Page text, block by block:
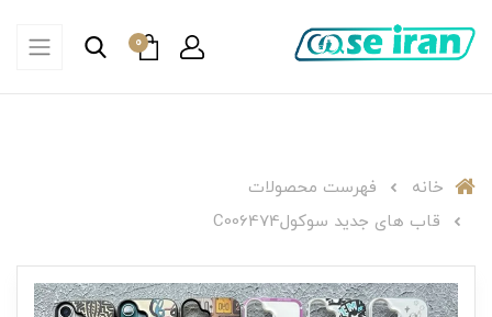
0
خانه
فهرست محصولات
قاب های جدید سوکولC006474